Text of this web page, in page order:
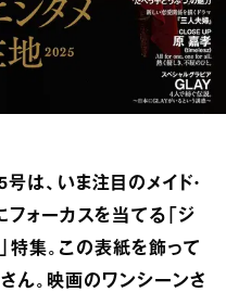
は、いま注目のメイド・
フォーカスを当てる「ジ
特集。この表紙を飾って
ん。映画のワンシーンさ